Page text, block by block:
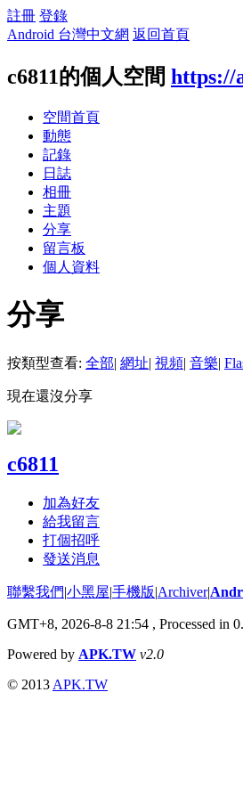
註冊 登錄
Android 台灣中文網 返回首頁
c6811的個人空間 https://
空間首頁
動態
記錄
日誌
相冊
主題
分享
留言板
個人資料
分享
按類型查看: 全部| 網址| 視頻| 音樂|
現在還沒分享
c6811
加為好友
給我留言
打個招呼
發送消息
聯繫我們|小黑屋|手機版|Archiver|
GMT+8, 2026-8-8 21:54 , Processed in
Powered by APK.TW v2.0
© 2013 APK.TW